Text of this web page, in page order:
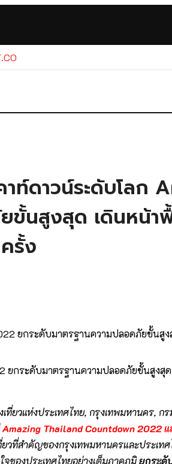
าท์ดาวน์ระดับโลก
นสูงสุด เดินหน้า
รั้ง
ยกระดับมาตรฐานความปลอดภัยขั้นสูง
วแห่งประเทศไทย, กรุงเทพมหานคร, ก
Amazing Thailand Countdown 2022
วที่สำคัญของกรุงเทพมหานครและประเท
ของประเทศไทยอย่างเต็มภาคภูมิยกระดั